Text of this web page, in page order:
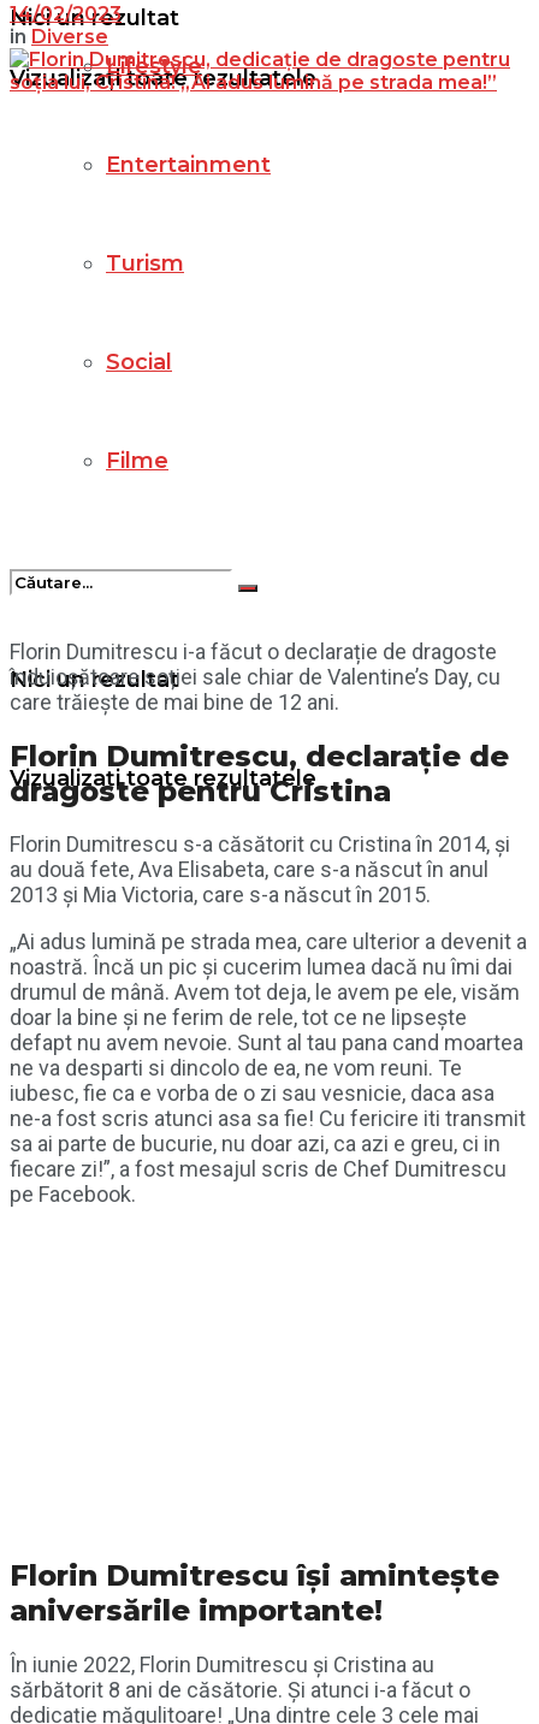
Nici un rezultat
Vizualizați toate rezultatele
Lifestyle
Entertainment
Turism
Social
Filme
Nici un rezultat
Vizualizați toate rezultatele
14/02/2023
in Diverse
Florin Dumitrescu i-a făcut o declarație de dragoste
înduioșătoare soției sale chiar de Valentine’s Day, cu
care trăiește de mai bine de 12 ani.
Florin Dumitrescu, declarație de
dragoste pentru Cristina
Florin Dumitrescu s-a căsătorit cu Cristina în 2014, și
au două fete, Ava Elisabeta, care s-a născut în anul
2013 și Mia Victoria, care s-a născut în 2015.
„Ai adus lumină pe strada mea, care ulterior a devenit a
noastră. Încă un pic și cucerim lumea dacă nu îmi dai
drumul de mână. Avem tot deja, le avem pe ele, visăm
doar la bine și ne ferim de rele, tot ce ne lipsește
defapt nu avem nevoie. Sunt al tau pana cand moartea
ne va desparti si dincolo de ea, ne vom reuni. Te
iubesc, fie ca e vorba de o zi sau vesnicie, daca asa
ne-a fost scris atunci asa sa fie! Cu fericire iti transmit
sa ai parte de bucurie, nu doar azi, ca azi e greu, ci in
fiecare zi!”, a fost mesajul scris de Chef Dumitrescu
pe Facebook.
Florin Dumitrescu își amintește
aniversările importante!
În iunie 2022, Florin Dumitrescu și Cristina au
sărbătorit 8 ani de căsătorie. Și atunci i-a făcut o
dedicație măgulitoare! „Una dintre cele 3 cele mai